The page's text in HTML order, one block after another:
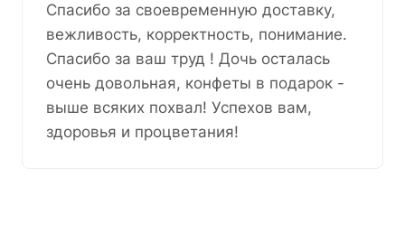
Спасибо за своевременную доставку,
вежливость, корректность, понимание.
Спасибо за ваш труд ! Дочь осталась
очень довольная, конфеты в подарок -
выше всяких похвал! Успехов вам,
здоровья и процветания!